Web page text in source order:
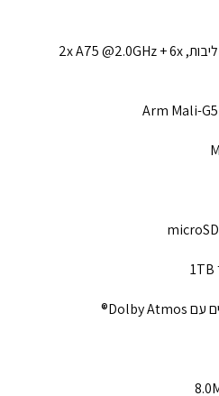
MediaTek Helio G85 (8 ליבות, 2x A75 @2.0GHz + 6x